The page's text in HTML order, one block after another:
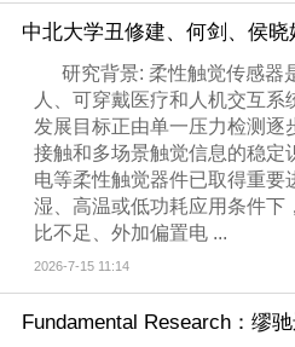
研究背景: 柔性触觉传感器
人、可穿戴医疗和人机交互
发展目标正由单一压力检测逐
接触和多场景触觉信息的稳定
电等柔性触觉器件已取得重要
湿、高温或低功耗应用条件下
比不足、外加偏置电 ...
2026-7-15 11:14